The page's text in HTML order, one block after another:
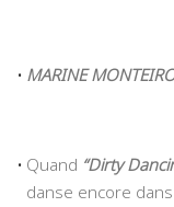
MARINE
Quand “Dirty
danse encore